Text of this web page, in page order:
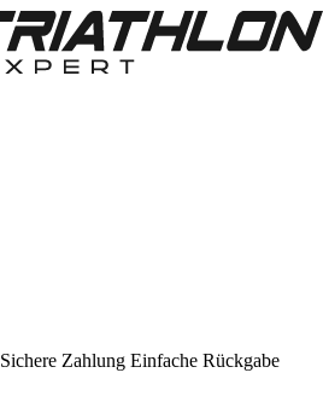
Sichere Zahlung Einfache Rückgabe